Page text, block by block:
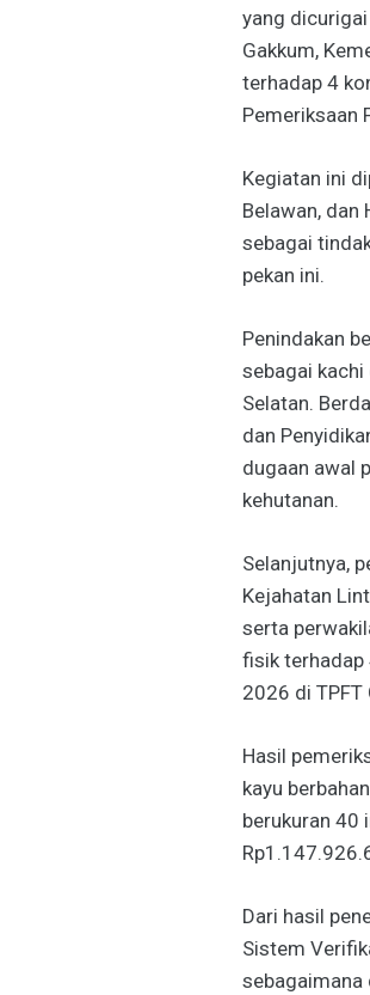
yang dicurigai
Gakkum,
terhadap 4
Pemeriksaan
Kegiatan ini
Belawan, dan
sebagai
pekan ini.
Penindakan
sebagai kachi
Selatan.
dan
dugaan awal
kehutanan.
Selanjutnya,
Kejahatan
serta
fisik terhadap
2026 di TPFT
Hasil
kayu
berukuran 40
Dari hasil
Sistem
sebagaimana